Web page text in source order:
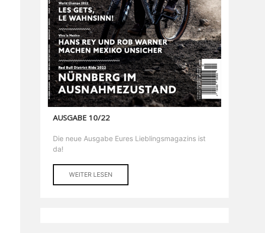
AUSGABE 10/22
Die neue Ausgabe Eures Lieblingsmagazins ist
da!
WEITER LESEN